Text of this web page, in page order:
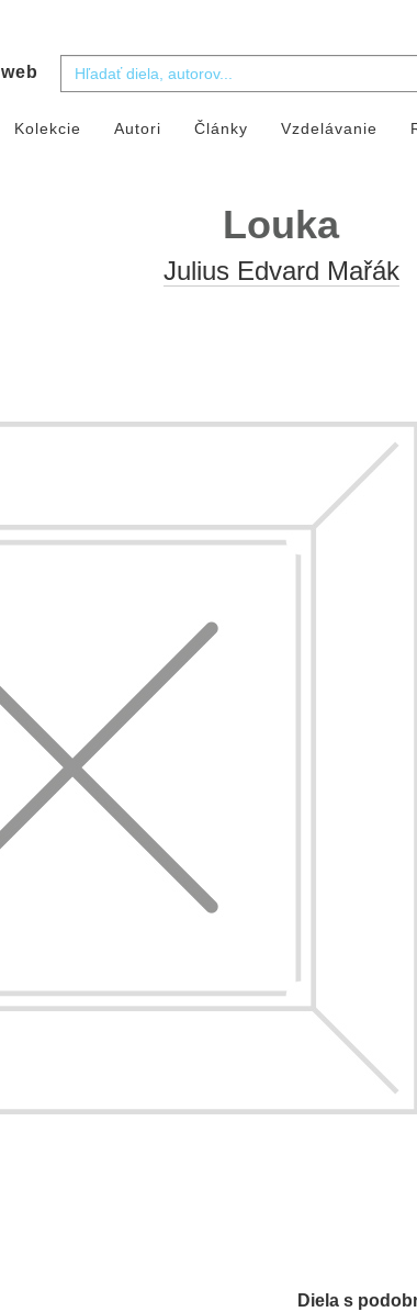
web
Kolekcie Autori Články Vzdelávanie
Louka
Julius Edvard Mařák
Diela s